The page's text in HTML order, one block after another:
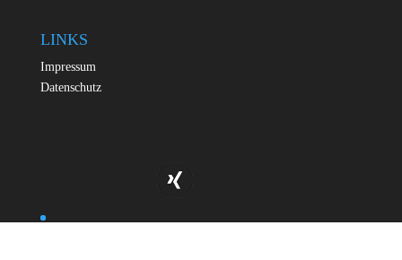
LINKS
Impressum
Datenschutz